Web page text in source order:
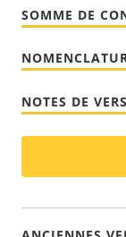
SOMME DE
NOTES DE